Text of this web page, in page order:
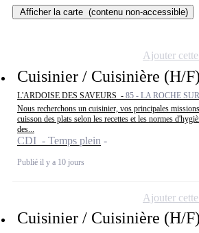
Afficher la carte (contenu non-accessible)
Cuisinier / Cuisinière (H/F)
L'ARDOISE DES SAVEURS - 85 - LA ROCHE
Nous recherchons un cuisinier, vos principales
cuisson des plats selon les recettes et les normes
des...
CDI - Temps plein
Publié il y a 10 jours
Ajouter
Cuisinier / Cuisinière (H/F)
Ajouter